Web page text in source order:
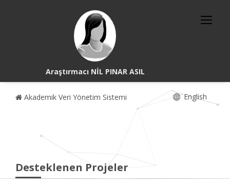
Araştırmacı NİL PINAR ASIL
Akademik Veri Yönetim Sistemi English
Desteklenen Projeler